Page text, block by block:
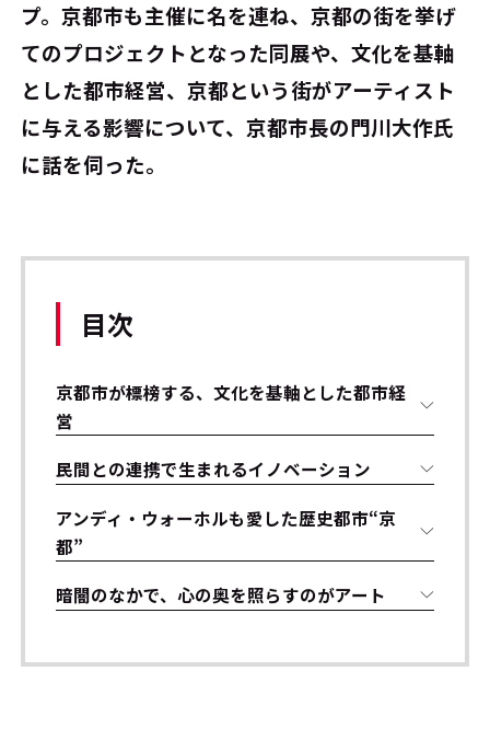
プ。京都市も主催に名を連ね、京都の街を挙げ
てのプロジェクトとなった同展や、文化を基軸
とした都市経営、京都という街がアーティスト
に与える影響について、京都市長の門川大作氏
に話を伺った。
目次
京都市が標榜する、文化を基軸とした都市経
営
民間との連携で生まれるイノベーション
アンディ・ウォーホルも愛した歴史都市“京
都”
暗闇のなかで、心の奥を照らすのがアート